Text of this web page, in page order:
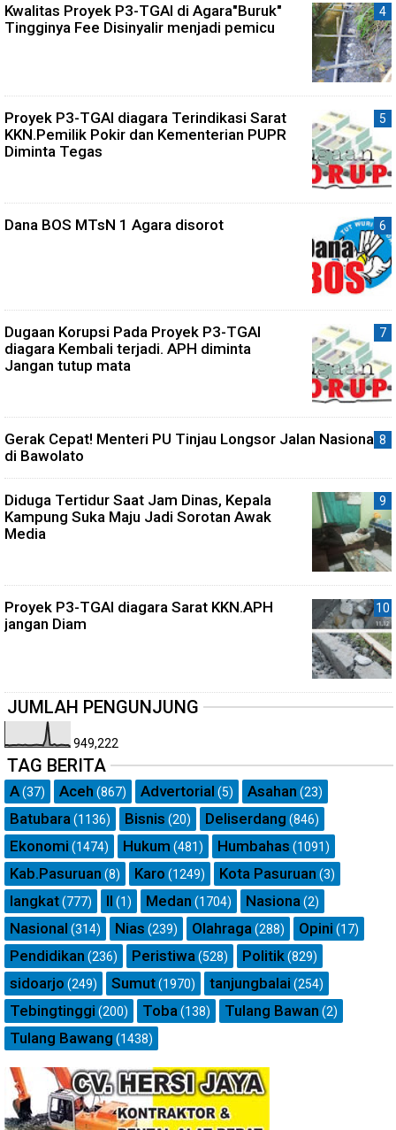
Kwalitas Proyek P3-TGAI di Agara"Buruk"
Tingginya Fee Disinyalir menjadi pemicu
Proyek P3-TGAI diagara Terindikasi Sarat
KKN.Pemilik Pokir dan Kementerian PUPR
Diminta Tegas
Dana BOS MTsN 1 Agara disorot
Dugaan Korupsi Pada Proyek P3-TGAI
diagara Kembali terjadi. APH diminta
Jangan tutup mata
Gerak Cepat! Menteri PU Tinjau Longsor Jalan Nasional
di Bawolato
Diduga Tertidur Saat Jam Dinas, Kepala
Kampung Suka Maju Jadi Sorotan Awak
Media
Proyek P3-TGAI diagara Sarat KKN.APH
jangan Diam
JUMLAH PENGUNJUNG
949,222
TAG BERITA
A(37) Aceh (867) Advertorial (5) Asahan (23)
Batubara (1136) Bisnis (20) Deliserdang (846)
Ekonomi (1474) Hukum (481) Humbahas (1091)
Kab.Pasuruan (8) Karo (1249) Kota Pasuruan (3)
langkat(777) ll (1) Medan (1704) Nasiona (2)
Nasional (314) Nias (239) Olahraga (288) Opini (17)
Pendidikan (236) Peristiwa (528) Politik(829)
sidoarjo (249) Sumut(1970) tanjungbalai (254)
Tebingtinggi (200) Toba (138) Tulang Bawan (2)
Tulang Bawang (1438)